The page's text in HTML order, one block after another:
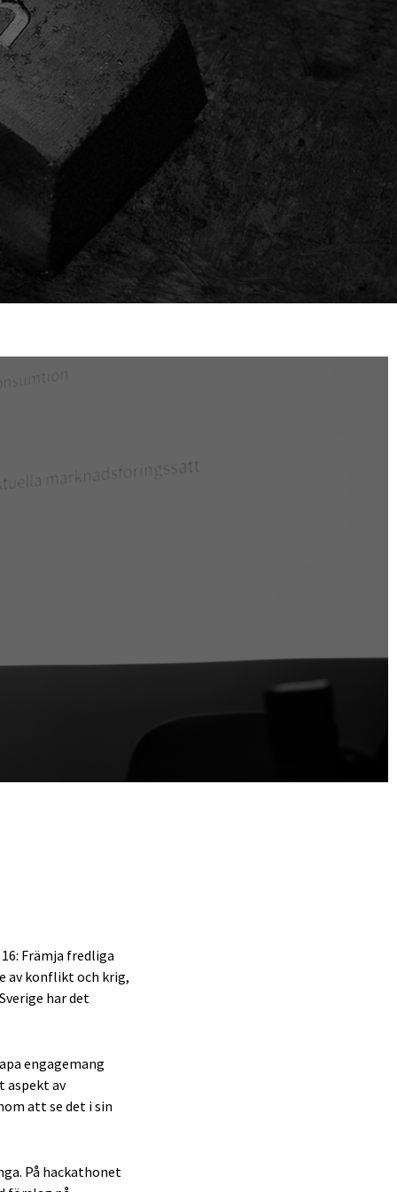
Främja fredliga
av konflikt och krig,
har det
engagemang
aspekt av
att se det i sin
På hackathonet